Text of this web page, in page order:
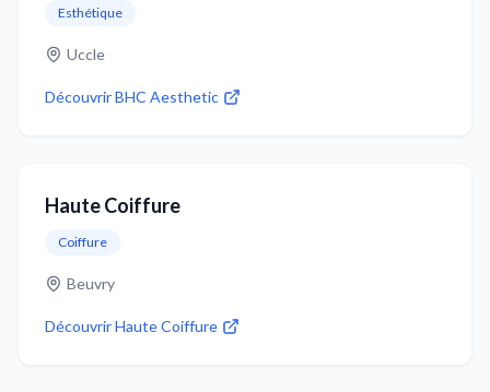
Esthétique
Uccle
DécouvrirBHC Aesthetic
Haute Coiffure
Coiffure
Beuvry
DécouvrirHaute Coiffure